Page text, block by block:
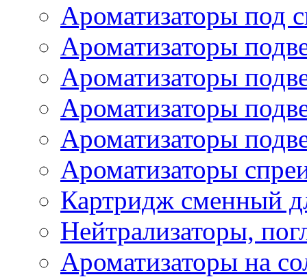
Ароматизаторы под
Ароматизаторы
Ароматизаторы
Ароматизаторы
Ароматизаторы
Ароматизаторы
Картридж сменный
Нейтрализаторы,
Ароматизаторы на